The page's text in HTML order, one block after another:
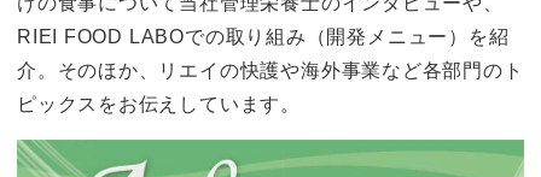
RIEI FOOD LABOでの取り組み（開発メニュー）を紹
介。そのほか、リエイの快護や海外事業など各部門のト
ピックスをお伝えしています。